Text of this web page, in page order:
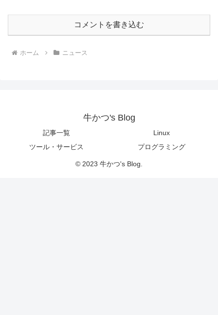
コメントを書き込む
ホーム ニュース
牛かつ's Blog
記事一覧
Linux
ツール・サービス
プログラミング
© 2023 牛かつ's Blog.